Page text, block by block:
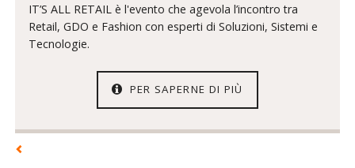
IT’S ALL RETAIL è l'evento che agevola l’incontro tra
Retail, GDO e Fashion con esperti di Soluzioni, Sistemi e
Tecnologie.
PER SAPERNE DI PIÙ